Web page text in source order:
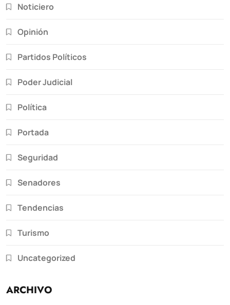
Noticiero
Opinión
Partidos Políticos
Poder Judicial
Política
Portada
Seguridad
Senadores
Tendencias
Turismo
Uncategorized
ARCHIVO